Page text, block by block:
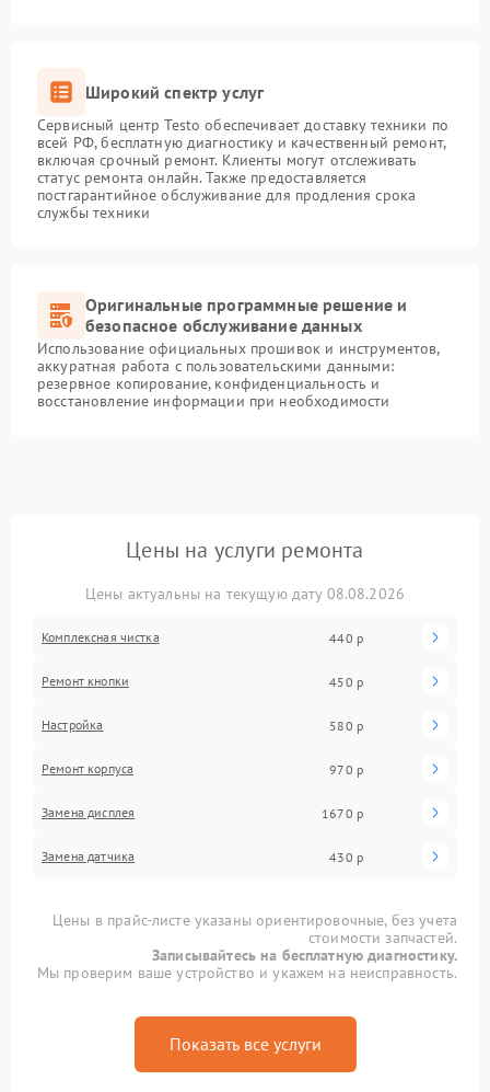
Широкий спектр услуг
Сервисный центр Testo обеспечивает доставку техники по
всей РФ, бесплатную диагностику и качественный ремонт,
включая срочный ремонт. Клиенты могут отслеживать
статус ремонта онлайн. Также предоставляется
постгарантийное обслуживание для продления срока
службы техники
Оригинальные программные решение и
безопасное обслуживание данных
Использование официальных прошивок и инструментов,
аккуратная работа с пользовательскими данными:
резервное копирование, конфиденциальность и
восстановление информации при необходимости
Цены на услуги ремонта
Цены актуальны на текущую дату 08.08.2026
Комплексная чистка 440 р
Ремонт кнопки 450 р
Настройка 580 р
Ремонт корпуса 970 р
Замена дисплея 1670 р
Замена датчика 430 р
Цены в прайс-листе указаны ориентировочные, без учета
стоимости запчастей.
Записывайтесь на бесплатную диагностику.
Мы проверим ваше устройство и укажем на неисправность.
Показать все услуги